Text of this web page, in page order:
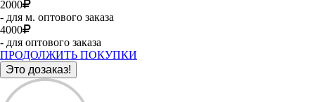
2000
- для м. оптового заказа
4000
- для оптового заказа
ПРОДОЛЖИТЬ ПОКУПКИ